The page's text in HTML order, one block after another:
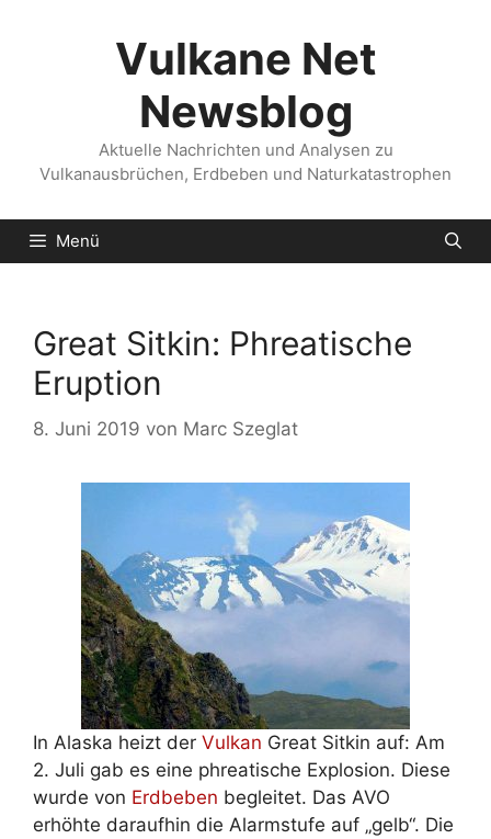
Vulkane Net
Newsblog
Aktuelle Nachrichten und Analysen zu
Vulkanausbrüchen, Erdbeben und Naturkatastrophen
Menü
Great Sitkin: Phreatische
Eruption
8. Juni 2019 von Marc Szeglat
In Alaska heizt der Vulkan Great Sitkin auf: Am
2. Juli gab es eine phreatische Explosion. Diese
wurde von Erdbeben begleitet. Das AVO
erhöhte daraufhin die Alarmstufe auf „gelb“. Die